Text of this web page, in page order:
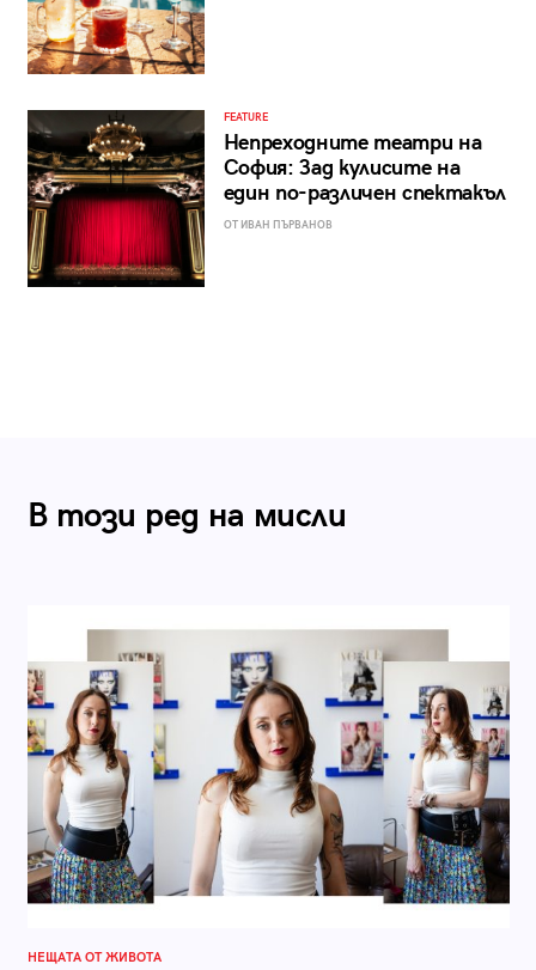
FEATURE
Непреходните театри на
София: Зад кулисите на
един по-различен спектакъл
ОТ ИВАН ПЪРВАНОВ
В този ред на мисли
НЕЩАТА ОТ ЖИВОТА